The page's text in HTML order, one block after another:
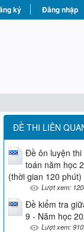
ký Đăng nhập
ĐỀ THI LIÊN
Đề ôn luyện thi
toán năm học
(thời gian 120 phút)
Lượt xem:
Đề kiểm tra
9 - Năm học
Lượt xem: 910